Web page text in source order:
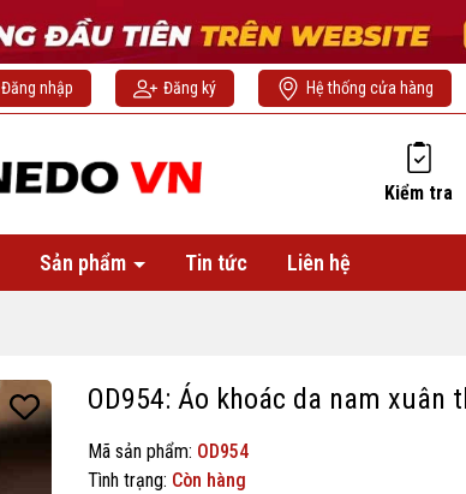
Đăng nhập Đăng ký Hệ thống cửa hàng
Kiểm tra
Sản phẩm Tin tức Liên hệ
OD954: Áo khoác da nam xuân
Mã sản phẩm: OD954
Tình trạng: Còn hàng